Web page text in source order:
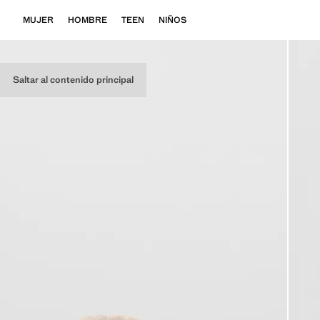
Saltar al contenido principal
MUJER HOMBRE TEEN NIÑOS